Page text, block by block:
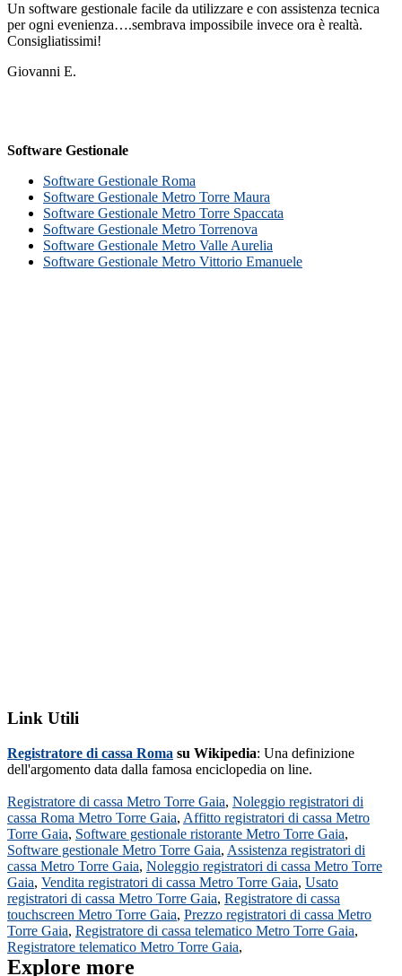
Un software gestionale facile da utilizzare e con assistenza tecnica
per ogni evenienza….sembrava impossibile invece ora è realtà.
Consigliatissimi!
Giovanni E.
Software Gestionale
Software Gestionale Roma
Software Gestionale Metro Torre Maura
Software Gestionale Metro Torre Spaccata
Software Gestionale Metro Torrenova
Software Gestionale Metro Valle Aurelia
Software Gestionale Metro Vittorio Emanuele
Link Utili
Registratore di cassa Roma su Wikipedia: Una definizione
dell'argomento data dalla famosa enciclopedia on line.
Registratore di cassa Metro Torre Gaia, Noleggio registratori di
cassa Roma Metro Torre Gaia, Affitto registratori di cassa Metro
Torre Gaia, Software gestionale ristorante Metro Torre Gaia,
Software gestionale Metro Torre Gaia, Assistenza registratori di
cassa Metro Torre Gaia, Noleggio registratori di cassa Metro Torre
Gaia, Vendita registratori di cassa Metro Torre Gaia, Usato
registratori di cassa Metro Torre Gaia, Registratore di cassa
touchscreen Metro Torre Gaia, Prezzo registratori di cassa Metro
Torre Gaia, Registratore di cassa telematico Metro Torre Gaia,
Registratore telematico Metro Torre Gaia,
Explore more